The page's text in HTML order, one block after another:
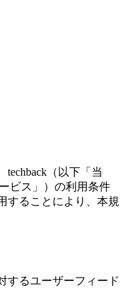
（以下「当
ビス」）の利用条件
することにより、本規
するユーザーフィード